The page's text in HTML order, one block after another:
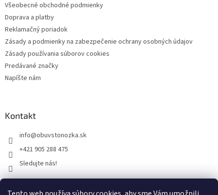
Všeobecné obchodné podmienky
Doprava a platby
Reklamačný poriadok
Zásady a podmienky na zabezpečenie ochrany osobných údajov
Zásady používania súborov cookies
Predávané značky
Napíšte nám
Kontakt
info@obuvstonozka.sk
+421 905 288 475
Sledujte nás!